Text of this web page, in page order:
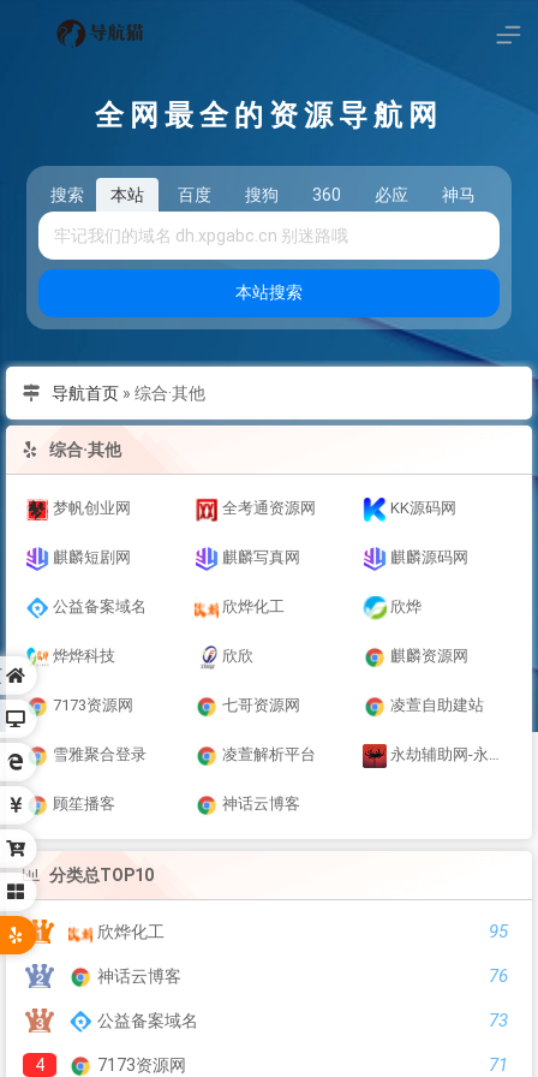
全网最全的资源导航网
搜索 本站 百度 搜狗 360 必应 神马
本站搜索
导航首页» 综合·其他
综合·其他
梦帆创业网 全考通资源网 KK源码网
麒麟短剧网 麒麟写真网 麒麟源码网
公益备案域名 欣烨化工 欣烨
烨烨科技 欣欣 麒麟资源网
7173资源网 七哥资源网 凌萱自助建站
雪雅聚合登录 凌萱解析平台 永劫辅助网-永劫无间辅助_永劫无间外挂_透视震刀连招辅助-稳定大号自动振刀
顾笙播客 神话云博客
分类总TOP10
欣烨化工 95
神话云博客 76
公益备案域名 73
4 7173资源网 71